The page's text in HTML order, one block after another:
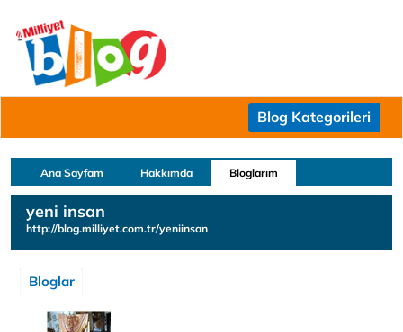
Blog Kategorileri
Ana Sayfam Hakkımda Bloglarım
yeni insan
http://blog.milliyet.com.tr/yeniinsan
Bloglar